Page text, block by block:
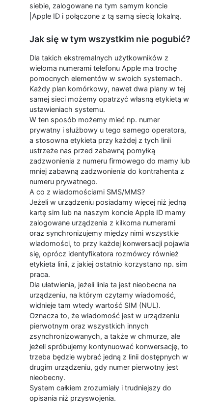
siebie, zalogowane na tym samym koncie
|Apple ID i połączone z tą samą siecią lokalną.
Jak się w tym wszystkim nie pogubić?
Dla takich ekstremalnych użytkowników z
wieloma numerami telefonu Apple ma trochę
pomocnych elementów w swoich systemach.
Każdy plan komórkowy, nawet dwa plany w tej
samej sieci możemy opatrzyć własną etykietą w
ustawieniach systemu.
W ten sposób możemy mieć np. numer
prywatny i służbowy u tego samego operatora,
a stosowna etykieta przy każdej z tych linii
ustrzeże nas przed zabawną pomyłką
zadzwonienia z numeru firmowego do mamy lub
mniej zabawną zadzwonienia do kontrahenta z
numeru prywatnego.
A co z wiadomościami SMS/MMS?
Jeżeli w urządzeniu posiadamy więcej niż jedną
kartę sim lub na naszym koncie Apple ID mamy
zalogowane urządzenia z kilkoma numerami
oraz synchronizujemy między nimi wszystkie
wiadomości, to przy każdej konwersacji pojawia
się, oprócz identyfikatora rozmówcy również
etykieta linii, z jakiej ostatnio korzystano np. sim
praca.
Dla ułatwienia, jeżeli linia ta jest nieobecna na
urządzeniu, na którym czytamy wiadomość,
widnieje tam wtedy wartość SIM (NUL).
Oznacza to, że wiadomość jest w urządzeniu
pierwotnym oraz wszystkich innych
zsynchronizowanych, a także w chmurze, ale
jeżeli spróbujemy kontynuować konwersację, to
trzeba będzie wybrać jedną z linii dostępnych w
drugim urządzeniu, gdy numer pierwotny jest
nieobecny.
System całkiem zrozumiały i trudniejszy do
opisania niż przyswojenia.